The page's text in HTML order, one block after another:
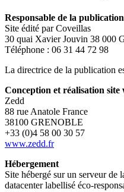
Responsable de la publication
Site édité par Coveillas
30 quai Xavier Jouvin 38 000
Téléphone : 06 31 44 72 98
La directrice de la publication
Conception et réalisation site
Zedd
88 rue Anatole France
38100 GRENOBLE
+33 (0)4 58 00 30 57
www.zedd.fr
Hébergement
Site hébergé sur un serveur de
datacenter labellisé éco-